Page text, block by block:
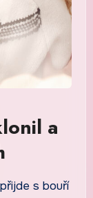
a
s bouří